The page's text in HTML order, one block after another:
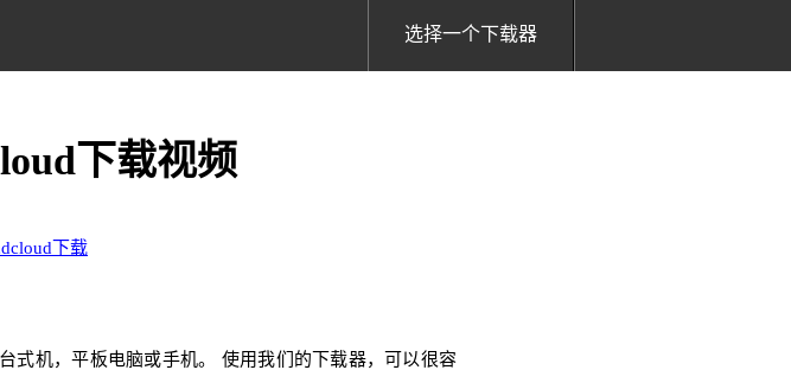
选择一个下载器
下载视频
下载
式机，平板电脑或手机。 使用我们的下载器，可以很容